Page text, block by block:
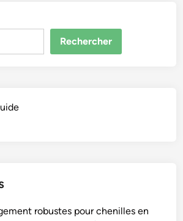
Rechercher
robustes pour chenilles en